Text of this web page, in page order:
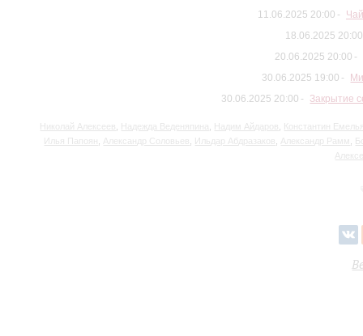
11.06.2025 20:00
18.06.2025 20:00
20.06.2025 20:00
30.06.2025 19:00
30.06.2025 20:00
Закрытие
Николай Алексеев Надежда Веденяпина Надим Айдаров
Константин
Илья Папоян
Александр Соловьев Ильдар Абдразаков Александр Рамм